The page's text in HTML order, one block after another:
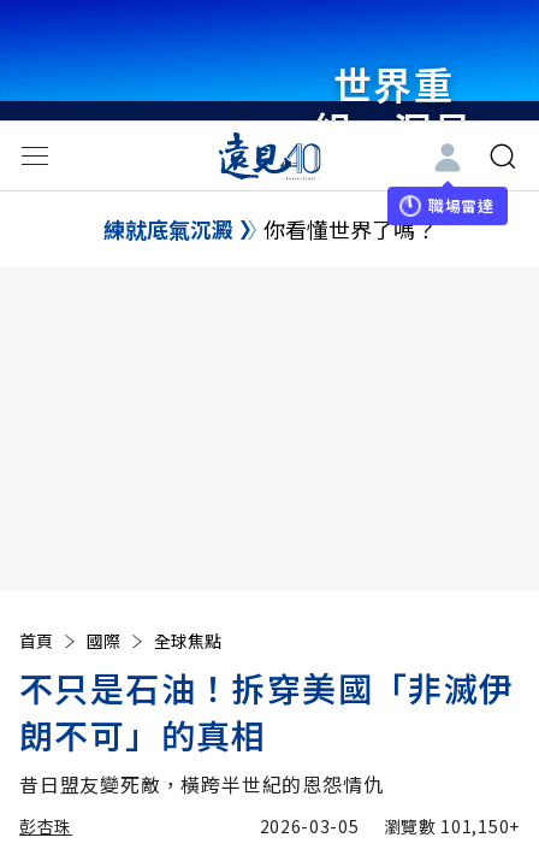
世界重
組・洞見
未來 與
世界領袖
職場雷達
練就底氣沉澱 你看懂世界了嗎？
首頁 國際 全球焦點
不只是石油！拆穿美國「非滅伊
朗不可」的真相
昔日盟友變死敵，橫跨半世紀的恩怨情仇
彭杏珠 2026-03-05 瀏覽數 101,150+